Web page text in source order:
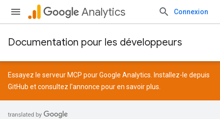
Analytics Connexion
Documentation pour les développeurs
Essayez le serveur MCP pour Google Analytics. Installez-le depuis
GitHub et consultez l'annonce pour en savoir plus.